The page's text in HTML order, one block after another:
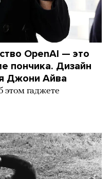
OpenAI — это
пончика. Дизайн
Джони Айва
этом гаджете